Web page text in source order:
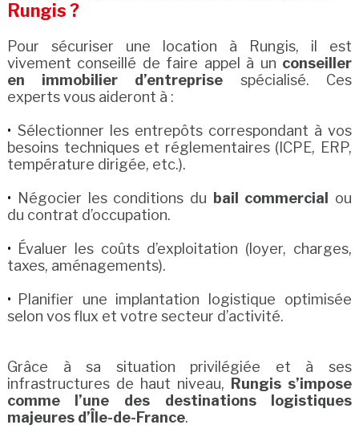
Rungis ?
Pour sécuriser une location à Rungis, il est
vivement conseillé de faire appel à un conseiller
en immobilier d’entreprise spécialisé. Ces
experts vous aideront à :
Sélectionner les entrepôts correspondant à vos
besoins techniques et réglementaires (ICPE, ERP,
température dirigée, etc.).
Négocier les conditions du bail commercial ou
du contrat d’occupation.
Évaluer les coûts d’exploitation (loyer, charges,
taxes, aménagements).
Planifier une implantation logistique optimisée
selon vos flux et votre secteur d’activité.
Grâce à sa situation privilégiée et à ses
infrastructures de haut niveau, Rungis s’impose
comme l’une des destinations logistiques
majeures d’Île-de-France.